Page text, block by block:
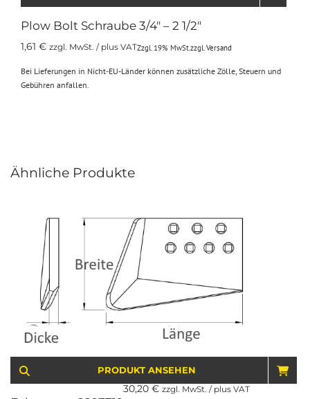
Plow Bolt Schraube 3/4″ – 2 1/2″
1,61 € zzgl. MwSt. / plus VATZzgl. 19% MwSt.zzgl.Versand
Bei Lieferungen in Nicht-EU-Länder können zusätzliche Zölle, Steuern und
Gebühren anfallen.
Ähnliche Produkte
PRODUKT ANSEHEN
30,20 € zzgl. MwSt. / plus VAT